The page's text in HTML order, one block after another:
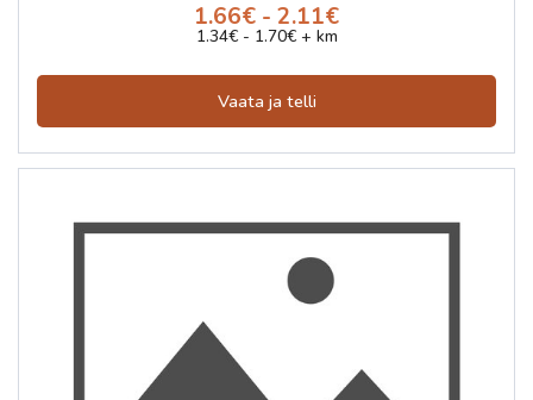
1.66€ - 2.11€
1.34€ - 1.70€ + km
Vaata ja telli